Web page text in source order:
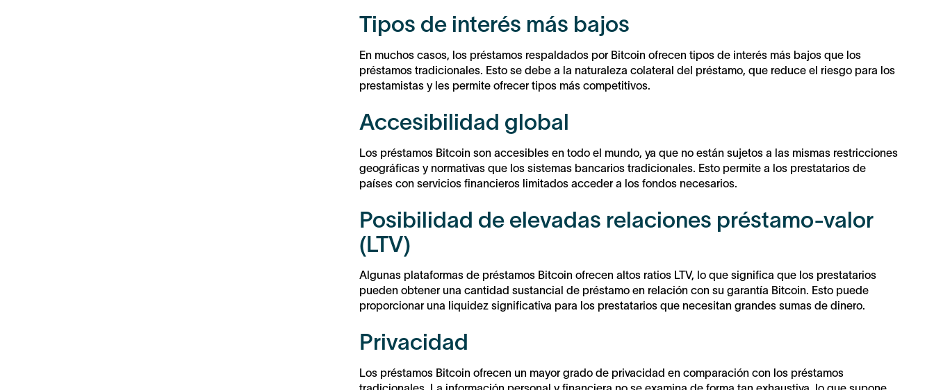
Tipos de interés más bajos
En muchos casos, los préstamos respaldados por Bitcoin ofrecen tipos de interés más bajos que los
préstamos tradicionales. Esto se debe a la naturaleza colateral del préstamo, que reduce el riesgo para los
prestamistas y les permite ofrecer tipos más competitivos.
Accesibilidad global
Los préstamos Bitcoin son accesibles en todo el mundo, ya que no están sujetos a las mismas restricciones
geográficas y normativas que los sistemas bancarios tradicionales. Esto permite a los prestatarios de
países con servicios financieros limitados acceder a los fondos necesarios.
Posibilidad de elevadas relaciones préstamo-valor
(LTV)
Algunas plataformas de préstamos Bitcoin ofrecen altos ratios LTV, lo que significa que los prestatarios
pueden obtener una cantidad sustancial de préstamo en relación con su garantía Bitcoin. Esto puede
proporcionar una liquidez significativa para los prestatarios que necesitan grandes sumas de dinero.
Privacidad
Los préstamos Bitcoin ofrecen un mayor grado de privacidad en comparación con los préstamos